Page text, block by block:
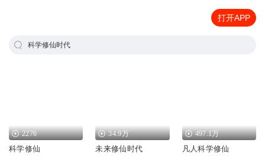
打开APP
科学修仙时代
2276
科学修仙
34.9万
未来修仙时代
497.1万
凡人科学修仙